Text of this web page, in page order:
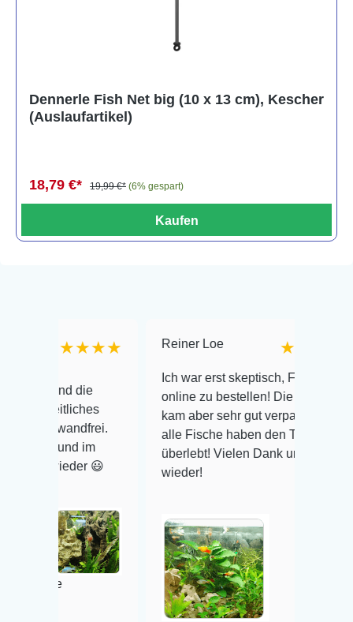
Dennerle Fish Net big (10 x 13 cm), Kescher
(Auslaufartikel)
18,79 €* 19,99 €* (6% gespart)
Kaufen
★★★★ Reiner Loe ★★★★★
Ich war erst skeptisch, Fische
online zu bestellen! Die Lieferung
kam aber sehr gut verpackt an und
alle Fische haben den Transport
überlebt! Vielen Dank und gerne